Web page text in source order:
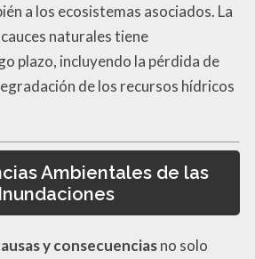
a los ecosistemas asociados. La
naturales tiene
plazo, incluyendo la pérdida de
de los recursos hídricos
Ambientales de las
Inundaciones
y consecuenciasno solo